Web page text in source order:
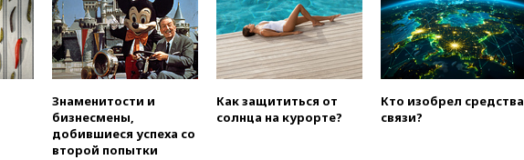
вчера, 20:35Велосипедист
погиб при атаке FPV-дрона в
Белгородской области
вчера, 20:30Лидию Невзорову
финансировании
экстремизма
Знаменитости и
бизнесмены,
добившиеся успеха со
второй попытки
Как защититься от
солнца на курорте?
Кто изобрел средства
связи?